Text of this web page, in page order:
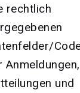
rechtlich
Anmeldungen,
und